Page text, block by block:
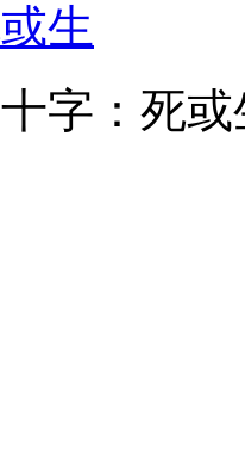
生
字：死或